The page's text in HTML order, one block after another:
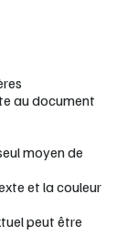
au document
moyen de
et la couleur
peut être